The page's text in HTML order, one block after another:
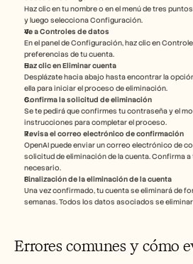
Haz clic en tu nombre o en el menú de tres
y luego selecciona Configuración.
Ve a Controles de datos
En el panel de Configuración, haz clic en
preferencias de tu cuenta.
Haz clic en Eliminar cuenta
Desplázate hacia abajo hasta encontrar la
ella para iniciar el proceso de eliminación.
Confirma la solicitud de eliminación
Se te pedirá que confirmes tu contraseña y el
instrucciones para completar el proceso.
Revisa el correo electrónico de confirmación
OpenAI puede enviar un correo electrónico de
solicitud de eliminación de la cuenta. Confirma
necesario.
Finalización de la eliminación de la cuenta
Una vez confirmado, tu cuenta se eliminará de
semanas. Todos los datos asociados se
Errores comunes y cómo